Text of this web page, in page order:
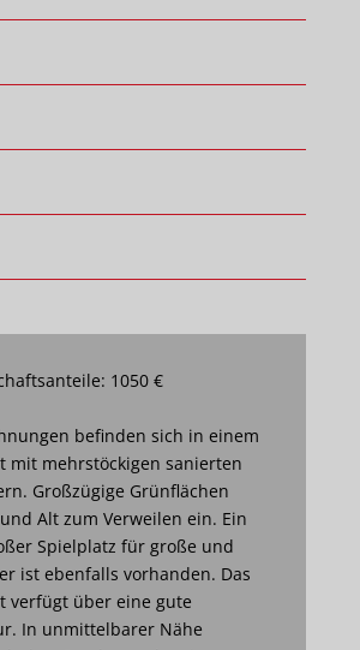
1050 €
befinden sich in einem
mit mehrstöckigen sanierten
Großzügige Grünflächen
Alt zum Verweilen ein. Ein
Spielplatz für große und
ist ebenfalls vorhanden. Das
verfügt über eine gute
In unmittelbarer Nähe